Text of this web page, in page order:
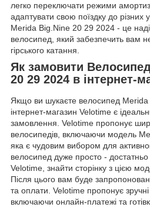
легко переключати режими
адаптувати свою поїздку до
Merida Big.Nine 20 29 2024 - це
велосипед, який забезпечить вам
гірського катання.
Як замовити
20 29 2024 в інтернет-
Якщо ви шукаєте велосипед
інтернет-магазин Velotime є
замовлення. Velotime пропонує
велосипедів, включаючи модель
яка є чудовим вибором для
велосипед дуже просто -
Velotime, знайти сторінку з цією
Після цього вам буде
та оплати. Velotime пропонує зручні
включаючи онлайн-платежі та